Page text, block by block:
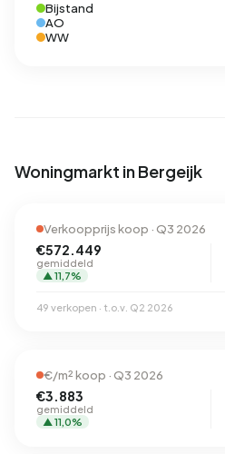
Bijstand
AO
WW
Woningmarkt in Bergeijk
Verkoopprijs koop · Q3 2026
€572.449
gemiddeld
▲ 11,7%
49 verkopen · t.o.v. Q2 2026
€/m² koop · Q3 2026
€3.883
gemiddeld
▲ 11,0%